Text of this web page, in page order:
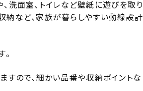
洗面室、トイレなど壁紙に遊びを取り
納など、家族が暮らしやすい動線設計
ので、細かい品番や収納ポイントな